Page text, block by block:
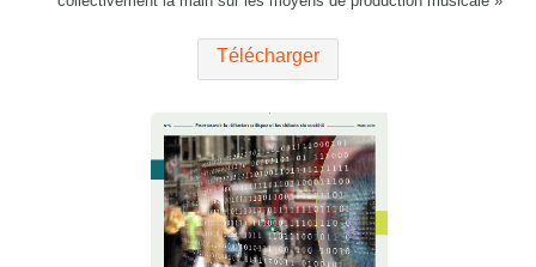
Télécharger